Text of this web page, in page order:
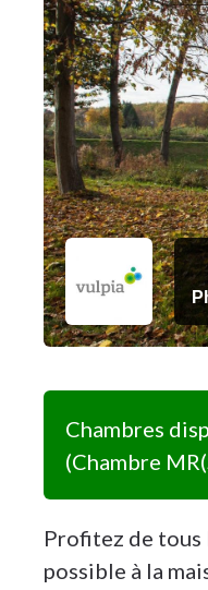
Chambres
(Chambre
Profitez de tous
possible à la